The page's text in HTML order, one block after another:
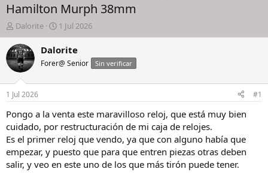
Hamilton Murph 38mm
I
n
i
c
i
a
d
o
r
d
e
h
i
Dalorite
F
e
c
a
i
n
c
i
o
1 Jul 2026
Dalorite
Forer@ Senior Sin verificar
1 Jul 2026 #1
Pongo a la venta este maravilloso reloj, que está muy bien
cuidado, por restructuración de mi caja de relojes.
Es el primer reloj que vendo, ya que con alguno había que
empezar, y puesto que para que entren piezas otras deben
salir, y veo en este uno de los que más tirón puede tener.